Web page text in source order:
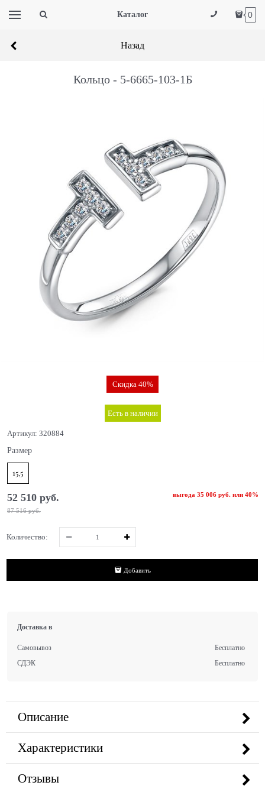
Каталог 0
Назад
Кольцо - 5-6665-103-1Б
Скидка 40%
Есть в наличии
Артикул: 320884
Размер
15,5
87 516 руб.
52 510 руб. выгода 35 006 руб.или 40%
Количество:
Добавить
Доставка в
Самовывоз
Бесплатно
СДЭК
Бесплатно
Описание
Характеристики
Отзывы